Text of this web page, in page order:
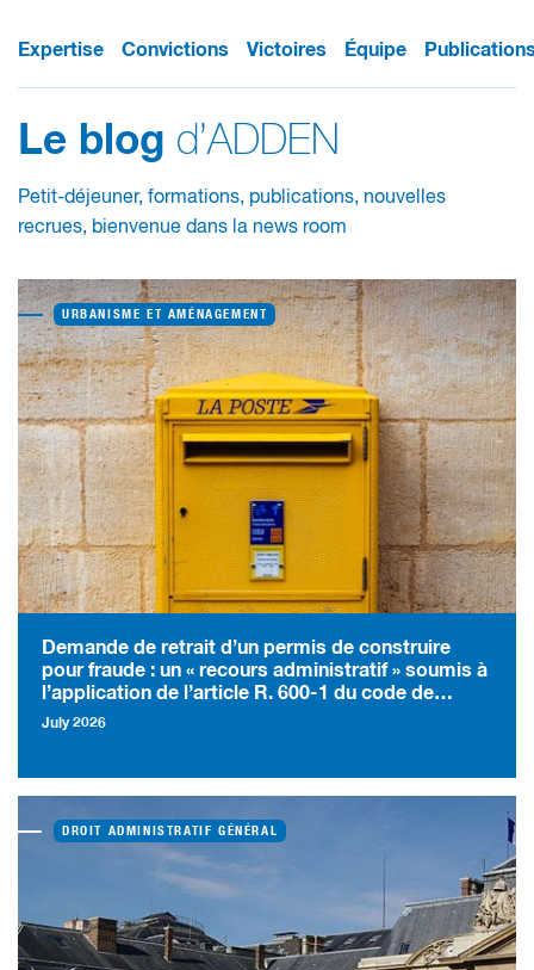
Expertise Convictions Victoires Équipe
Le blog d’ADDEN
Petit-déjeuner, formations, publications, nouvelles
recrues, bienvenue dans la news room
URBANISME ET AMÉNAGEMENT
Demande de retrait d’un permis de construire
pour fraude : un « recours administratif » soumis à
l’application de l’article R. 600-1 du code de
July 2026
DROIT ADMINISTRATIF GÉNÉRAL